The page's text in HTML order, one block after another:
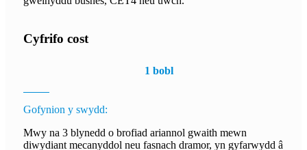
Cyfrifo cost
1 bobl
Gofynion y swydd:
Mwy na 3 blynedd o brofiad ariannol gwaith mewn
diwydiant mecanyddol neu fasnach dramor, yn gyfarwydd â